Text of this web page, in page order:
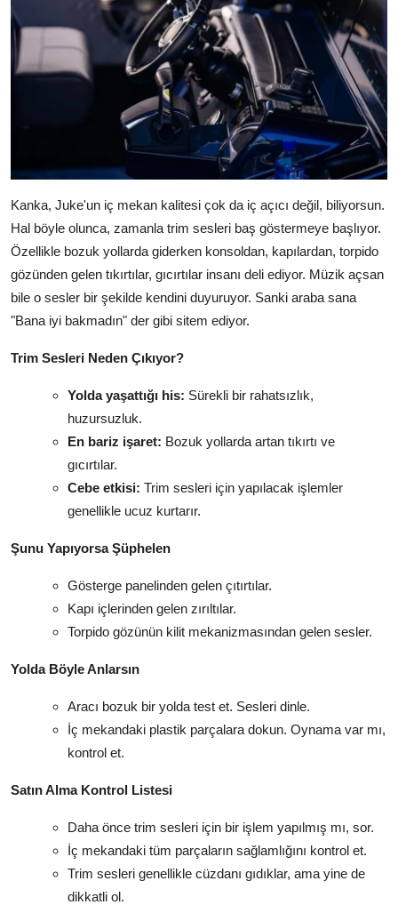
Kanka, Juke'un iç mekan kalitesi çok da iç açıcı değil, biliyorsun.
Hal böyle olunca, zamanla trim sesleri baş göstermeye başlıyor.
Özellikle bozuk yollarda giderken konsoldan, kapılardan, torpido
gözünden gelen tıkırtılar, gıcırtılar insanı deli ediyor. Müzik açsan
bile o sesler bir şekilde kendini duyuruyor. Sanki araba sana
"Bana iyi bakmadın" der gibi sitem ediyor.
Trim Sesleri Neden Çıkıyor?
Yolda yaşattığı his: Sürekli bir rahatsızlık,
huzursuzluk.
En bariz işaret: Bozuk yollarda artan tıkırtı ve
gıcırtılar.
Cebe etkisi: Trim sesleri için yapılacak işlemler
genellikle ucuz kurtarır.
Şunu Yapıyorsa Şüphelen
Gösterge panelinden gelen çıtırtılar.
Kapı içlerinden gelen zırıltılar.
Torpido gözünün kilit mekanizmasından gelen sesler.
Yolda Böyle Anlarsın
Aracı bozuk bir yolda test et. Sesleri dinle.
İç mekandaki plastik parçalara dokun. Oynama var mı,
kontrol et.
Satın Alma Kontrol Listesi
Daha önce trim sesleri için bir işlem yapılmış mı, sor.
İç mekandaki tüm parçaların sağlamlığını kontrol et.
Trim sesleri genellikle cüzdanı gıdıklar, ama yine de
dikkatli ol.